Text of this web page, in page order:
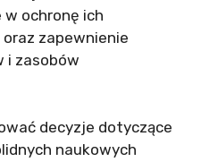
ochronę ich
zapewnienie
i zasobów
decyzje dotyczące
naukowych